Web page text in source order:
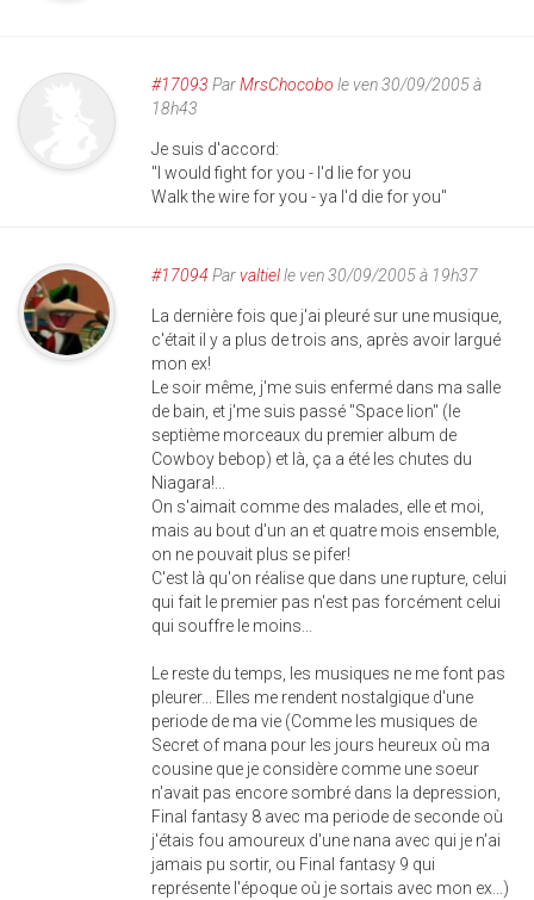
#17093 ParMrsChocobo le ven 30/09/2005 à
18h43
Je suis d'accord:
"I would fight for you - I'd lie for you
Walk the wire for you - ya I'd die for you"
#17094 Parvaltielle ven 30/09/2005 à 19h37
La dernière fois que j'ai pleuré sur une musique,
c'était il y a plus de trois ans, après avoir largué
mon ex!
Le soir même, j'me suis enfermé dans ma salle
de bain, et j'me suis passé "Space lion" (le
septième morceaux du premier album de
Cowboy bebop) et là, ça a été les chutes du
Niagara!...
On s'aimait comme des malades, elle et moi,
mais au bout d'un an et quatre mois ensemble,
on ne pouvait plus se pifer!
C'est là qu'on réalise que dans une rupture, celui
qui fait le premier pas n'est pas forcément celui
qui souffre le moins...
Le reste du temps, les musiques ne me font pas
pleurer... Elles me rendent nostalgique d'une
periode de ma vie (Comme les musiques de
Secret of mana pour les jours heureux où ma
cousine que je considère comme une soeur
n'avait pas encore sombré dans la depression,
Final fantasy 8 avec ma periode de seconde où
j'étais fou amoureux d'une nana avec qui je n'ai
jamais pu sortir, ou Final fantasy 9 qui
représente l'époque où je sortais avec mon ex...)